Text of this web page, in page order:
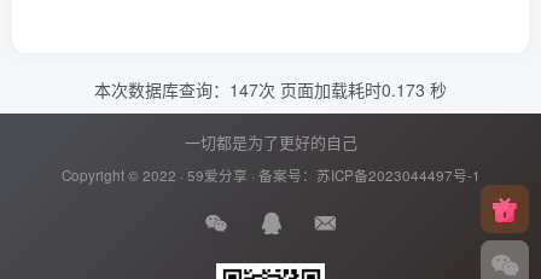
本次数据库查询：147次 页面加载耗时0.173 秒
一切都是为了更好的自己
Copyright © 2022 · 59爱分享 · 备案号： 苏ICP备2023044497号-1